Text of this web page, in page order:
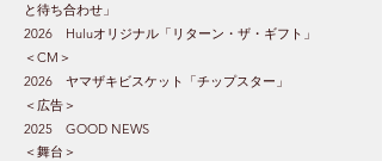
と待ち合わせ」
2026 Huluオリジナル「リターン・ザ・ギフト」
＜CM＞
2026 ヤマザキビスケット「チップスター」
​＜広告＞
2025 GOOD NEWS
＜舞台＞